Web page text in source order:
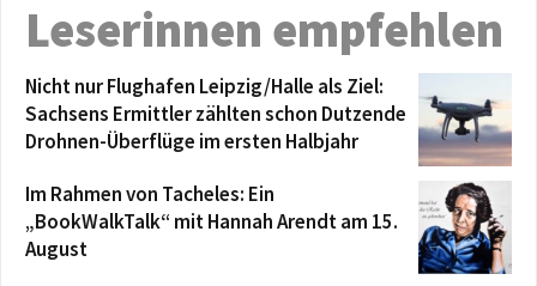
Leserinnen empfehlen
Nicht nur Flughafen Leipzig/Halle als Ziel:
Sachsens Ermittler zählten schon Dutzende
Drohnen-Überflüge im ersten Halbjahr
Im Rahmen von Tacheles: Ein
„BookWalkTalk“ mit Hannah Arendt am 15.
August